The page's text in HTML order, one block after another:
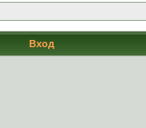
Вход